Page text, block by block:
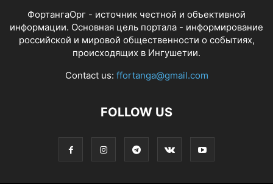
ФортангаОрг - источник честной и объективной
информации. Основная цель портала - информирование
российской и мировой общественности о событиях,
происходящих в Ингушетии.
Contact us: ffortanga@gmail.com
FOLLOW US